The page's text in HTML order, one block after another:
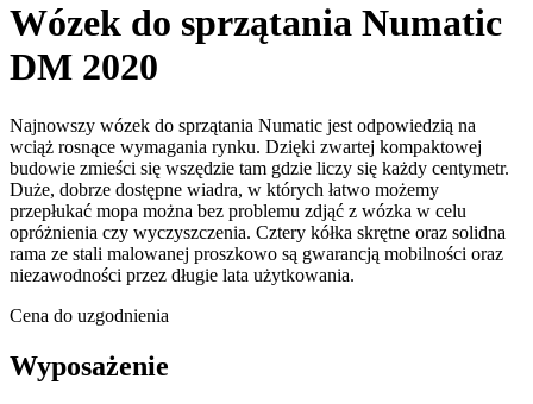
Wózek do sprzątania Numatic
DM 2020
Najnowszy wózek do sprzątania Numatic jest odpowiedzią na
wciąż rosnące wymagania rynku. Dzięki zwartej kompaktowej
budowie zmieści się wszędzie tam gdzie liczy się każdy centymetr.
Duże, dobrze dostępne wiadra, w których łatwo możemy
przepłukać mopa można bez problemu zdjąć z wózka w celu
opróżnienia czy wyczyszczenia. Cztery kółka skrętne oraz solidna
rama ze stali malowanej proszkowo są gwarancją mobilności oraz
niezawodności przez długie lata użytkowania.
Cena do uzgodnienia
Wyposażenie